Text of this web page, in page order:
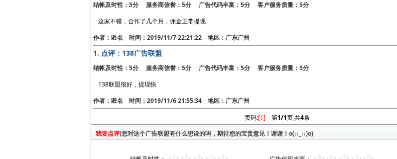
结帐及时性：5分 服务商信誉：5分 广告代码丰富：5分 客户服务质量：5分
这家不错，合作了几个月，佣金正常提现
作者：匿名 时间：2019/11/7 22:21:22 地区：广东广州
1. 点评：138广告联盟
结帐及时性：5分 服务商信誉：5分 广告代码丰富：5分 客户服务质量：5分
138联盟很好，提现快
作者：匿名 时间：2019/11/6 21:55:34 地区：广东广州
页码:[1] 第1/1页 共4条
我要点评(您对这个广告联盟有什么想说的吗，期待您的宝贵意见！谢谢！o(∩_∩)o)